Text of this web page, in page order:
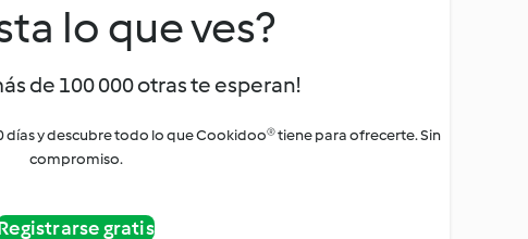
lo que ves?
de 100 000 otras te esperan!
días y descubre todo lo que Cookidoo® tiene para ofrecerte. Sin
compromiso.
gratis